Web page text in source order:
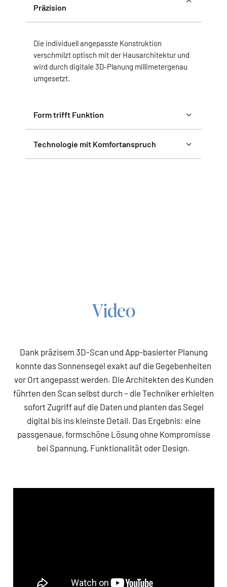
Präzision
Die individuell angepasste Konstruktion
verschmilzt optisch mit der Hausarchitektur und
wird durch digitale 3D-Planung millimetergenau
umgesetzt.
Form trifft Funktion
Technologie mit Komfortanspruch
Video
Dank präzisem 3D-Scan und App-basierter Planung
konnte das Sonnensegel exakt auf die Gegebenheiten
vor Ort angepasst werden. Die Architekten des Kunden
führten den Scan selbst durch – die Techniker erhielten
sofort Zugriff auf die Daten und planten das Segel
digital bis ins kleinste Detail. Das Ergebnis: eine
passgenaue, formschöne Lösung ohne Kompromisse
bei Spannung, Funktionalität oder Design.